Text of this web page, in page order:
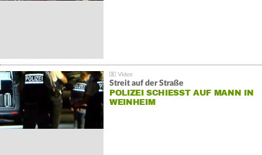
Streit auf der Straße
POLIZEI SCHIESST AUF MANN IN W
EINHEIM